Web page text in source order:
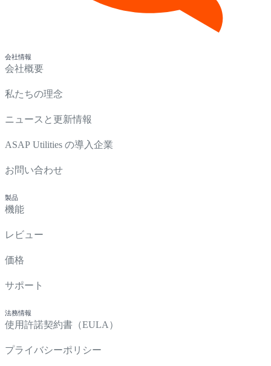
会社情報
会社概要
私たちの理念
ニュースと更新情報
ASAP Utilities の導入企業
お問い合わせ
製品
機能
レビュー
価格
サポート
法務情報
使用許諾契約書（EULA）
プライバシーポリシー